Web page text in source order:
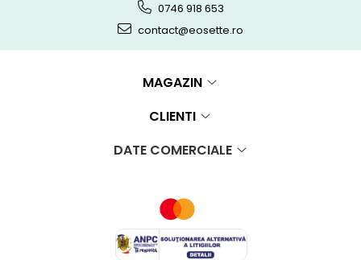
0746 918 653
contact@eosette.ro
MAGAZIN
CLIENTI
DATE COMERCIALE